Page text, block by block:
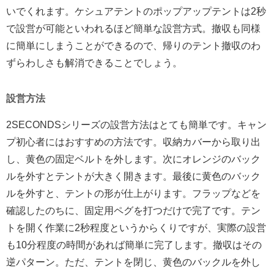
いでくれます。ケシュアテントのポップアップテントは2秒
で設営が可能といわれるほど簡単な設営方式。撤収も同様
に簡単にしまうことができるので、帰りのテント撤収のわ
ずらわしさも解消できることでしょう。
設営方法
2SECONDSシリーズの設営方法はとても簡単です。キャン
プ初心者にはおすすめの方法です。収納カバーから取り出
し、黄色の固定ベルトを外します。次にオレンジのバック
ルを外すとテントが大きく開きます。最後に黄色のバック
ルを外すと、テントの形が仕上がります。フラップなどを
確認したのちに、固定用ペグを打つだけで完了です。テン
トを開く作業に2秒程度というからくりですが、実際の設営
も10分程度の時間があれば簡単に完了します。撤収はその
逆パターン。ただ、テントを閉じ、黄色のバックルを外し